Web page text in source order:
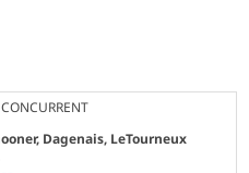
Dagenais, LeTourneux